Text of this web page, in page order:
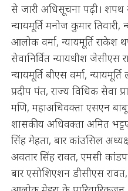
से जारी अधिसूचना पढ़ी। शपथ
न्यायमूर्ति मनोज कुमार तिवारी,
आलोक वर्मा, न्यायमूर्ति राकेश
सेवानिर्वित न्यायधीश जेसीएस
न्यायमूर्ति बीएस वर्मा,
प्रदीप पंत, राज्य विधिक सेवा
मणि, महाअधिवक्ता एसएन
शासकीय अधिवक्ता अमित
सिंह मेहता, बार कांउसिल
अवतार सिंह रावत, एमसी
बार एसोशिएशन डीसीएस